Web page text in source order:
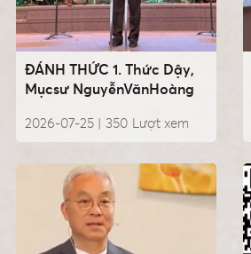
ĐÁNH THỨC 1. Thức Dậy,
Mụcsư NguyễnVănHoàng
2026-07-25 | Lượt xem
350